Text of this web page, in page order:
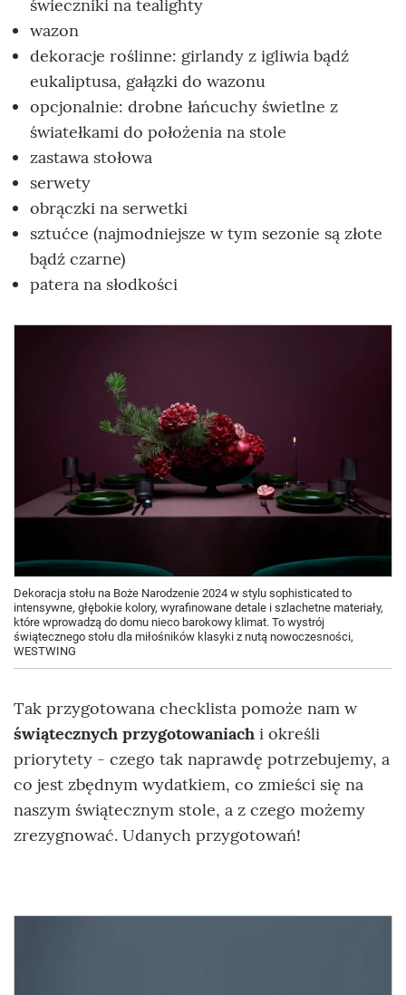
świeczniki na tealighty
wazon
dekoracje roślinne: girlandy z igliwia bądź
eukaliptusa, gałązki do wazonu
opcjonalnie: drobne łańcuchy świetlne z
światełkami do położenia na stole
zastawa stołowa
serwety
obrączki na serwetki
sztućce (najmodniejsze w tym sezonie są złote
bądź czarne)
patera na słodkości
Dekoracja stołu na Boże Narodzenie 2024 w stylu sophisticated to
intensywne, głębokie kolory, wyrafinowane detale i szlachetne materiały,
które wprowadzą do domu nieco barokowy klimat. To wystrój
świątecznego stołu dla miłośników klasyki z nutą nowoczesności,
WESTWING
Tak przygotowana checklista pomoże nam w
świątecznych przygotowaniach i określi
priorytety - czego tak naprawdę potrzebujemy, a
co jest zbędnym wydatkiem, co zmieści się na
naszym świątecznym stole, a z czego możemy
zrezygnować. Udanych przygotowań!